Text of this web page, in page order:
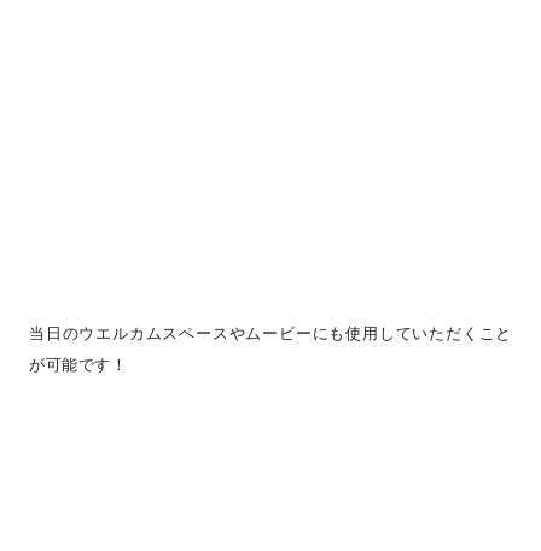
当日のウエルカムスペースやムービーにも使用していただくこと
が可能です！